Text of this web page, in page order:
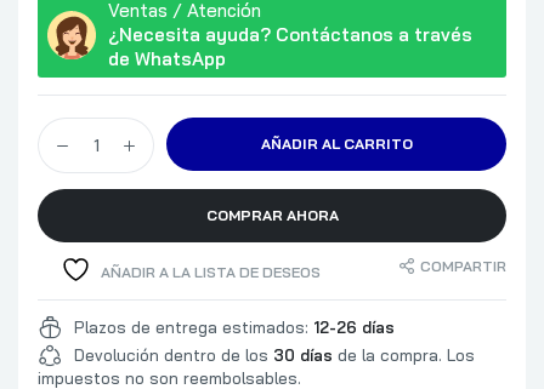
Ventas / Atención
¿Necesita ayuda? Contáctanos a través
de WhatsApp
AÑADIR AL CARRITO
COMPRAR AHORA
AÑADIR A LA LISTA DE DESEOS COMPARTIR
Plazos de entrega estimados: 12-26 días
Devolución dentro de los 30 días de la compra. Los
impuestos no son reembolsables.